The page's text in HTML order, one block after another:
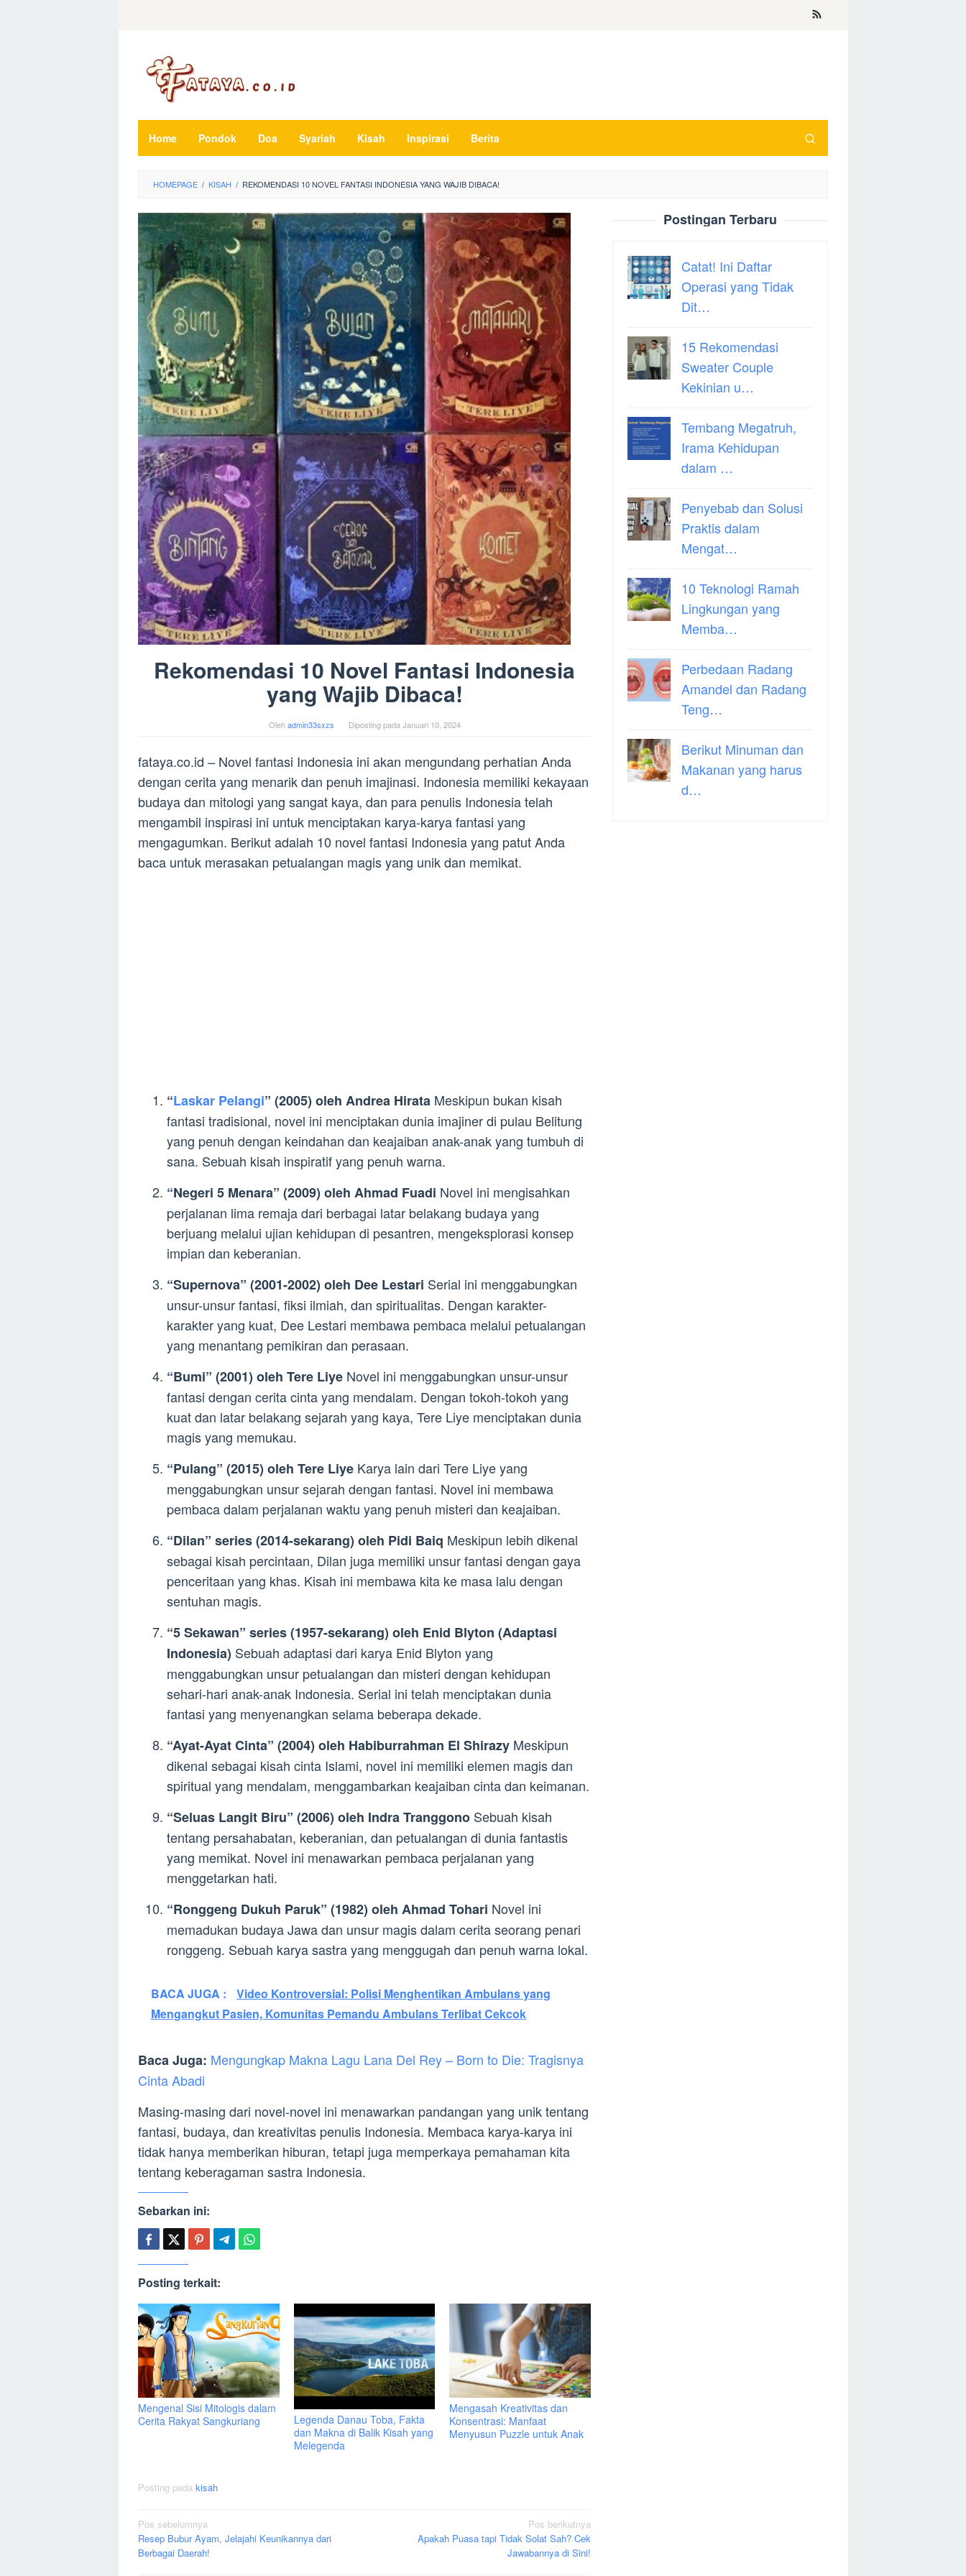
Home Pondok Doa Syariah Kisah Inspirasi Berita
HOMEPAGE / KISAH / REKOMENDASI 10 NOVEL FANTASI INDONESIA YANG WAJIB DIBACA!
Rekomendasi 10 Novel Fantasi Indonesia
yang Wajib Dibaca!
Olehadmin33sxzs Diposting pada Januari 10, 2024
fataya.co.id – Novel fantasi Indonesia ini akan mengundang perhatian Anda
dengan cerita yang menarik dan penuh imajinasi. Indonesia memiliki kekayaan
budaya dan mitologi yang sangat kaya, dan para penulis Indonesia telah
mengambil inspirasi ini untuk menciptakan karya-karya fantasi yang
mengagumkan. Berikut adalah 10 novel fantasi Indonesia yang patut Anda
baca untuk merasakan petualangan magis yang unik dan memikat.
“Laskar Pelangi” (2005) oleh Andrea Hirata Meskipun bukan kisah
fantasi tradisional, novel ini menciptakan dunia imajiner di pulau Belitung
yang penuh dengan keindahan dan keajaiban anak-anak yang tumbuh di
sana. Sebuah kisah inspiratif yang penuh warna.
“Negeri 5 Menara” (2009) oleh Ahmad Fuadi Novel ini mengisahkan
perjalanan lima remaja dari berbagai latar belakang budaya yang
berjuang melalui ujian kehidupan di pesantren, mengeksplorasi konsep
impian dan keberanian.
“Supernova” (2001-2002) oleh Dee Lestari Serial ini menggabungkan
unsur-unsur fantasi, fiksi ilmiah, dan spiritualitas. Dengan karakter-
karakter yang kuat, Dee Lestari membawa pembaca melalui petualangan
yang menantang pemikiran dan perasaan.
“Bumi” (2001) oleh Tere Liye Novel ini menggabungkan unsur-unsur
fantasi dengan cerita cinta yang mendalam. Dengan tokoh-tokoh yang
kuat dan latar belakang sejarah yang kaya, Tere Liye menciptakan dunia
magis yang memukau.
“Pulang” (2015) oleh Tere Liye Karya lain dari Tere Liye yang
menggabungkan unsur sejarah dengan fantasi. Novel ini membawa
pembaca dalam perjalanan waktu yang penuh misteri dan keajaiban.
“Dilan” series (2014-sekarang) oleh Pidi Baiq Meskipun lebih dikenal
sebagai kisah percintaan, Dilan juga memiliki unsur fantasi dengan gaya
penceritaan yang khas. Kisah ini membawa kita ke masa lalu dengan
sentuhan magis.
“5 Sekawan” series (1957-sekarang) oleh Enid Blyton (Adaptasi
Indonesia) Sebuah adaptasi dari karya Enid Blyton yang
menggabungkan unsur petualangan dan misteri dengan kehidupan
sehari-hari anak-anak Indonesia. Serial ini telah menciptakan dunia
fantasi yang menyenangkan selama beberapa dekade.
“Ayat-Ayat Cinta” (2004) oleh Habiburrahman El Shirazy Meskipun
dikenal sebagai kisah cinta Islami, novel ini memiliki elemen magis dan
spiritual yang mendalam, menggambarkan keajaiban cinta dan keimanan.
“Seluas Langit Biru” (2006) oleh Indra Tranggono Sebuah kisah
tentang persahabatan, keberanian, dan petualangan di dunia fantastis
yang memikat. Novel ini menawarkan pembaca perjalanan yang
menggetarkan hati.
“Ronggeng Dukuh Paruk” (1982) oleh Ahmad Tohari Novel ini
memadukan budaya Jawa dan unsur magis dalam cerita seorang penari
ronggeng. Sebuah karya sastra yang menggugah dan penuh warna lokal.
BACA JUGA :
Video Kontroversial: Polisi Menghentikan Ambulans yang
Mengangkut Pasien, Komunitas Pemandu Ambulans Terlibat Cekcok
Baca Juga: Mengungkap Makna Lagu Lana Del Rey – Born to Die: Tragisnya
Cinta Abadi
Masing-masing dari novel-novel ini menawarkan pandangan yang unik tentang
fantasi, budaya, dan kreativitas penulis Indonesia. Membaca karya-karya ini
tidak hanya memberikan hiburan, tetapi juga memperkaya pemahaman kita
tentang keberagaman sastra Indonesia.
Sebarkan ini:
Posting terkait:
Mengenal Sisi Mitologis dalam
Cerita Rakyat Sangkuriang
Legenda Danau Toba, Fakta
dan Makna di Balik Kisah yang
Melegenda
Mengasah Kreativitas dan
Konsentrasi: Manfaat
Menyusun Puzzle untuk Anak
Posting pada kisah
Navigasi
pos
Pos sebelumnya
Resep Bubur Ayam, Jelajahi Keunikannya dari
Berbagai Daerah!
Pos berikutnya
Apakah Puasa tapi Tidak Solat Sah? Cek
Jawabannya di Sini!
Postingan Terbaru
Catat! Ini Daftar
Operasi yang Tidak
Dit…
15 Rekomendasi
Sweater Couple
Kekinian u…
Tembang Megatruh,
Irama Kehidupan
dalam …
Penyebab dan Solusi
Praktis dalam
Mengat…
10 Teknologi Ramah
Lingkungan yang
Memba…
Perbedaan Radang
Amandel dan Radang
Teng…
Berikut Minuman dan
Makanan yang harus
d…